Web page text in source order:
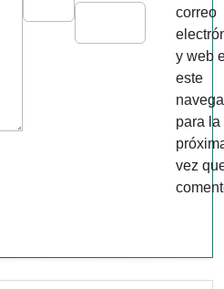
correo
y web
este
para la
vez